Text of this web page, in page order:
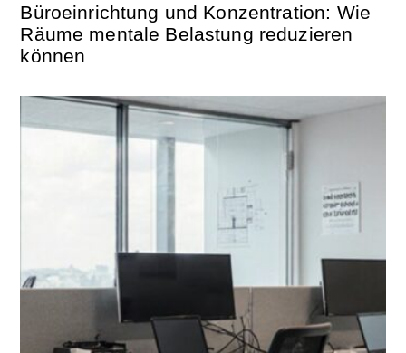
Büroeinrichtung und Konzentration: Wie
Räume mentale Belastung reduzieren
können